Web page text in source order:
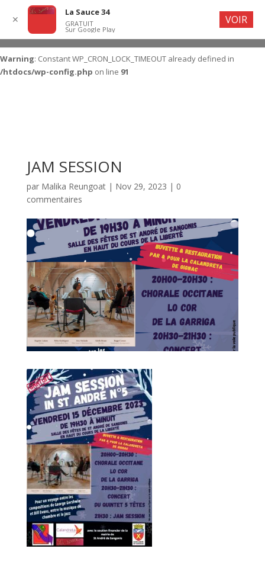
Warning : Constant WP_CRON_LOCK_TIMEOUT already defined in
/htdocs/wp-config.php on line 91
JAM SESSION
par Malika Reungoat| Nov 29, 2023 | 0
commentaires
✕
La Sauce 34
GRATUIT
Sur Google Play
VOIR